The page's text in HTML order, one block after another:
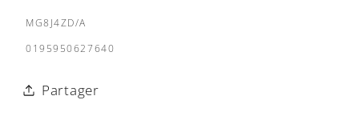
iPhone
Pro
Deep
SKU:
MG8J4ZD/A
0195950627640
Partager